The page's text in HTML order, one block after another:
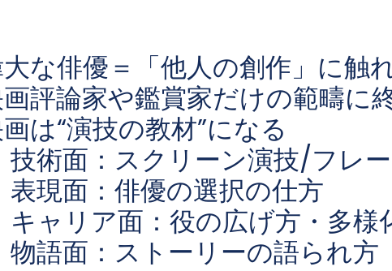
な俳優＝「他人の創作」に触
評論家や鑑賞家だけの範疇に
は“演技の教材”になる
技術面：スクリーン演技/フレ
表現面：俳優の選択の仕方
キャリア面：役の広げ方・多様
物語面：ストーリーの語られ方